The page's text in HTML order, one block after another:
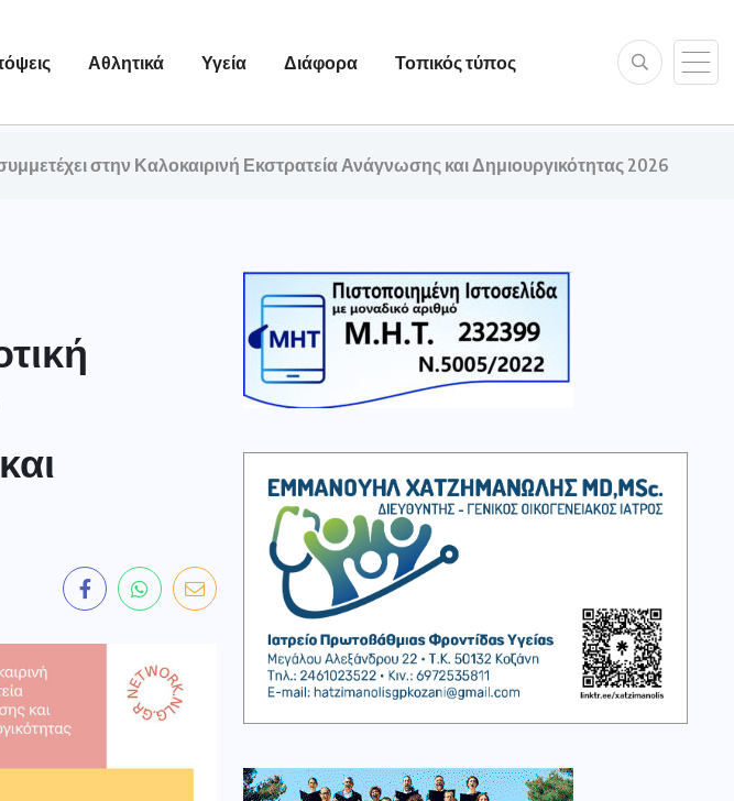
Αθλητικά Υγεία Διάφορα Τοπικός τύπος
στην Καλοκαιρινή Εκστρατεία Ανάγνωσης και Δημιουργικότητας 2026